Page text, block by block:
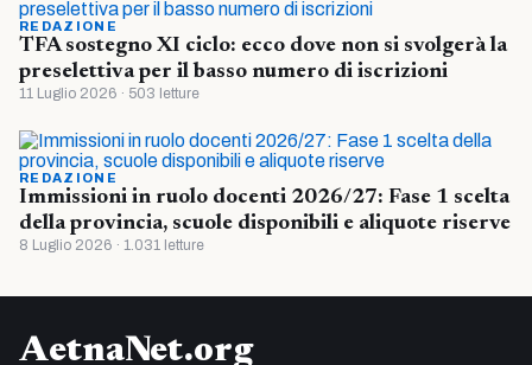
REDAZIONE
TFA sostegno XI ciclo: ecco dove non si svolgerà la
preselettiva per il basso numero di iscrizioni
11 Luglio 2026 · 503 letture
REDAZIONE
Immissioni in ruolo docenti 2026/27: Fase 1 scelta
della provincia, scuole disponibili e aliquote riserve
8 Luglio 2026 · 1.031 letture
AetnaNet.org